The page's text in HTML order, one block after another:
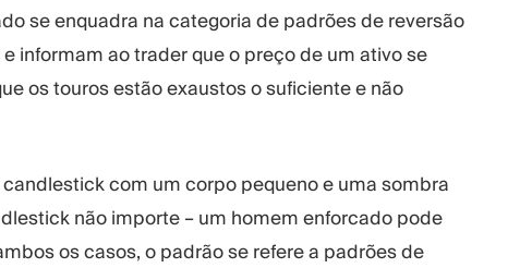
se enquadra na categoria de padrões de reversão
informam ao trader que o preço de um ativo se
os touros estão exaustos o suficiente e não
com um corpo pequeno e uma sombra
não importe – um homem enforcado pode
os casos, o padrão se refere a padrões de